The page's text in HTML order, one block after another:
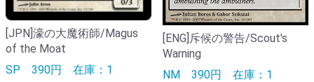
[JPN]濠の大魔術師/Magus
of the Moat
SP 390円 在庫：1
[ENG]斥候の警告/Scout's
Warning
NM 390円 在庫：1